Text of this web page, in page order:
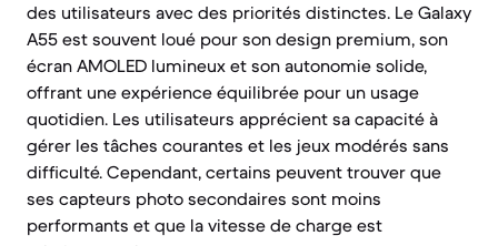
des utilisateurs avec des priorités distinctes. Le Galaxy
A55 est souvent loué pour son design premium, son
écran AMOLED lumineux et son autonomie solide,
offrant une expérience équilibrée pour un usage
quotidien. Les utilisateurs apprécient sa capacité à
gérer les tâches courantes et les jeux modérés sans
difficulté. Cependant, certains peuvent trouver que
ses capteurs photo secondaires sont moins
performants et que la vitesse de charge est